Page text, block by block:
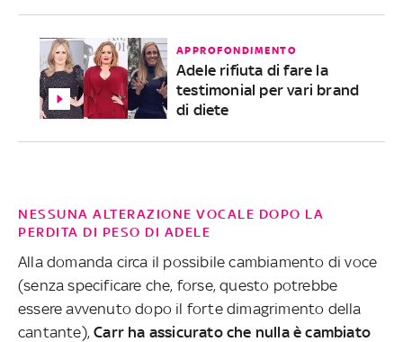
APPROFONDIMENTO
Adele rifiuta di fare la
testimonial per vari brand
di diete
NESSUNA ALTERAZIONE VOCALE DOPO LA
PERDITA DI PESO DI ADELE
Alla domanda circa il possibile cambiamento di voce
(senza specificare che, forse, questo potrebbe
essere avvenuto dopo il forte dimagrimento della
cantante),Carr ha assicurato che nulla è cambiato